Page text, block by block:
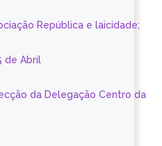
República e laicidade;
de Abril
da Delegação Centro da